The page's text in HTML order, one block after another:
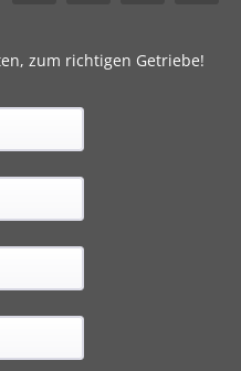
zum richtigen Getriebe!